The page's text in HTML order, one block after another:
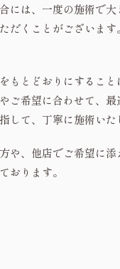
には、一度の施術で
だくことがございます。
もとどおりにすること
ご希望に合わせて、
して、丁寧に施術い
や、他店でご希望に
おります。